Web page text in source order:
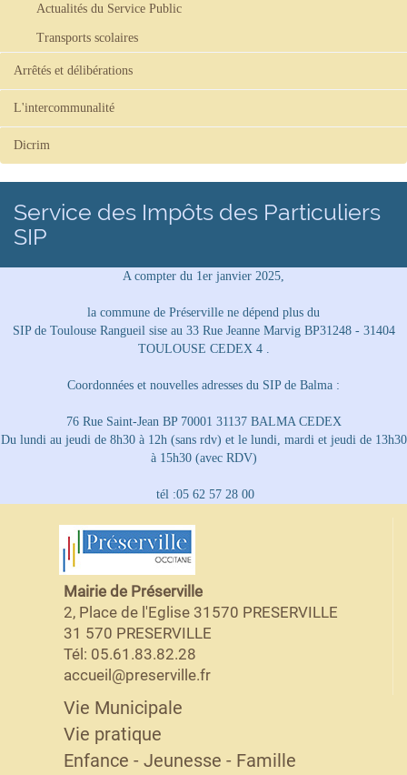
Actualités du Service Public
Transports scolaires
Arrêtés et délibérations
L'intercommunalité
Dicrim
Service des Impôts des Particuliers
SIP
A compter du 1er janvier 2025,
la commune de Préserville ne dépend plus du
SIP de Toulouse Rangueil sise au 33 Rue Jeanne Marvig BP31248 - 31404
TOULOUSE CEDEX 4 .
Coordonnées et nouvelles adresses du SIP de Balma :
76 Rue Saint-Jean BP 70001 31137 BALMA CEDEX
Du lundi au jeudi de 8h30 à 12h (sans rdv) et le lundi, mardi et jeudi de 13h30
à 15h30 (avec RDV)
tél :05 62 57 28 00
Mairie de Préserville
2, Place de l'Eglise 31570 PRESERVILLE
31 570 PRESERVILLE
Tél: 05.61.83.82.28
accueil@preserville.fr
Vie Municipale
Vie pratique
Enfance - Jeunesse - Famille